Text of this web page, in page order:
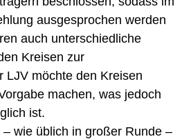
ausgesprochen werden
auch unterschiedliche
Kreisen zur
LJV möchte den Kreisen
machen, was jedoch
ist.
wie üblich in großer Runde –